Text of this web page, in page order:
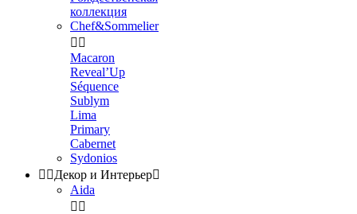
коллекция
Chef&Sommelier
 
Macaron
Reveal’Up
Séquence
Sublym
Lima
Primary
Cabernet
Sydonios
 Декор и Интерьер
Aida
 